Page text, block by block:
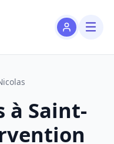
à Saint-